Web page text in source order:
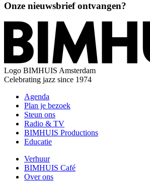
Onze nieuwsbrief ontvangen?
Logo BIMHUIS Amsterdam
Celebrating jazz since 1974
Agenda
Plan je bezoek
Steun ons
Radio & TV
BIMHUIS Productions
Educatie
Verhuur
BIMHUIS Café
Over ons